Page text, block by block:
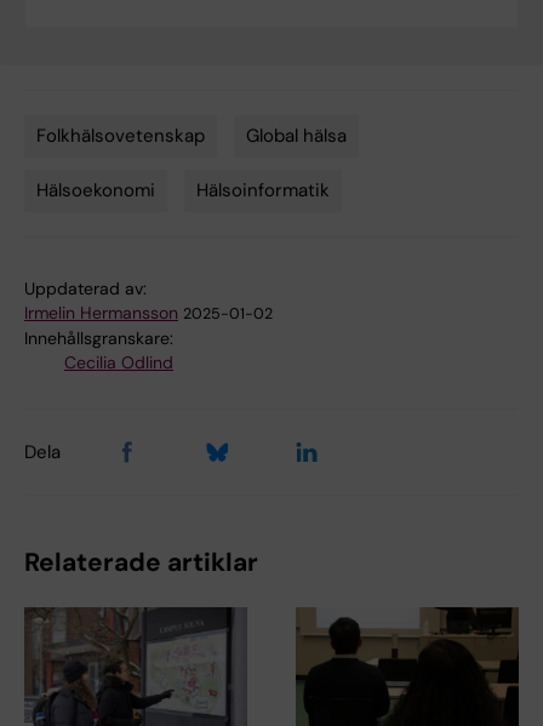
Folkhälsovetenskap Global hälsa
Hälsoekonomi Hälsoinformatik
Uppdaterad av:
Irmelin Hermansson 2025-01-02
Innehållsgranskare:
Cecilia Odlind
Dela
Relaterade artiklar